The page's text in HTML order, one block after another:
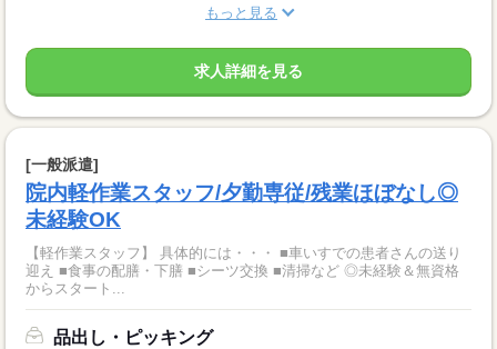
もっと見る
求人詳細を見る
[一般派遣]
院内軽作業スタッフ/夕勤専従/残業ほぼなし◎
未経験OK
【軽作業スタッフ】 具体的には・・・ ■車いすでの患者さんの送り
迎え ■食事の配膳・下膳 ■シーツ交換 ■清掃など ◎未経験＆無資格
からスタート...
品出し・ピッキング